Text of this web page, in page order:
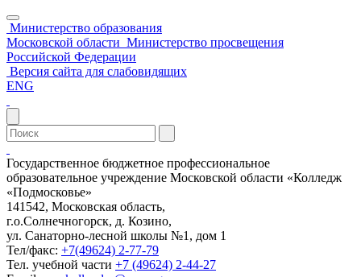
Министерство образования
Московской области Министерство просвещения
Российской Федерации
Версия сайта для слабовидящих
ENG
Государственное бюджетное профессиональное
образовательное учреждение Московской области «Колледж
«Подмосковье»
141542, Московская область,
г.о.Солнечногорск, д. Козино,
ул. Санаторно-лесной школы №1, дом 1
Тел/факс: +7(49624) 2-77-79
Тел. учебной части +7 (49624) 2-44-27